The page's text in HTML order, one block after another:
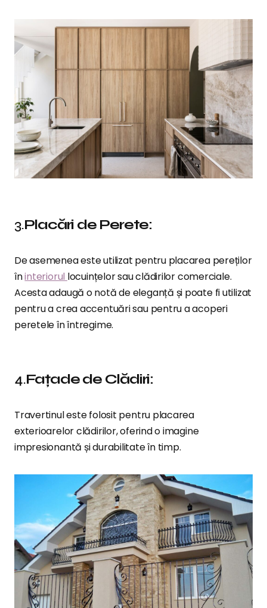
3.Placări de Perete:
De asemenea este utilizat pentru placarea pereților
îninteriorul locuințelor sau clădirilor comerciale.
Acesta adaugă o notă de eleganță și poate fi utilizat
pentru a crea accentuări sau pentru a acoperi
peretele în întregime.
4.Fațade de Clădiri:
Travertinul este folosit pentru placarea
exterioarelor clădirilor, oferind o imagine
impresionantă și durabilitate în timp.